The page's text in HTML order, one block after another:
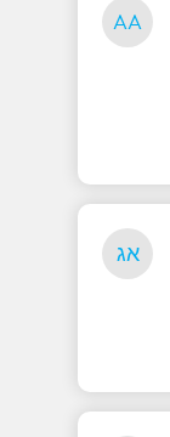
AA
אג